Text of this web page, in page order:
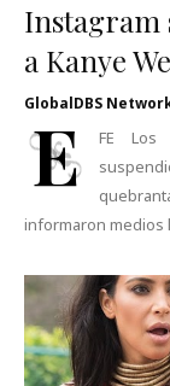
Instagram
a Kanye
GlobalDBS
E
FE Los
informaron medios